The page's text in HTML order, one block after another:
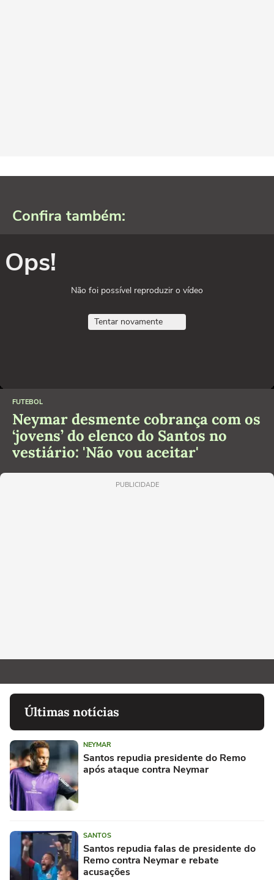
Confira também:
Ops!
Não foi possível reproduzir o vídeo
Tentar novamente
FUTEBOL
Neymar desmente cobrança com os
‘jovens’ do elenco do Santos no
vestiário: 'Não vou aceitar'
PUBLICIDADE
Últimas notícias
NEYMAR
Santos repudia presidente do Remo
após ataque contra Neymar
SANTOS
Santos repudia falas de presidente do
Remo contra Neymar e rebate
acusações